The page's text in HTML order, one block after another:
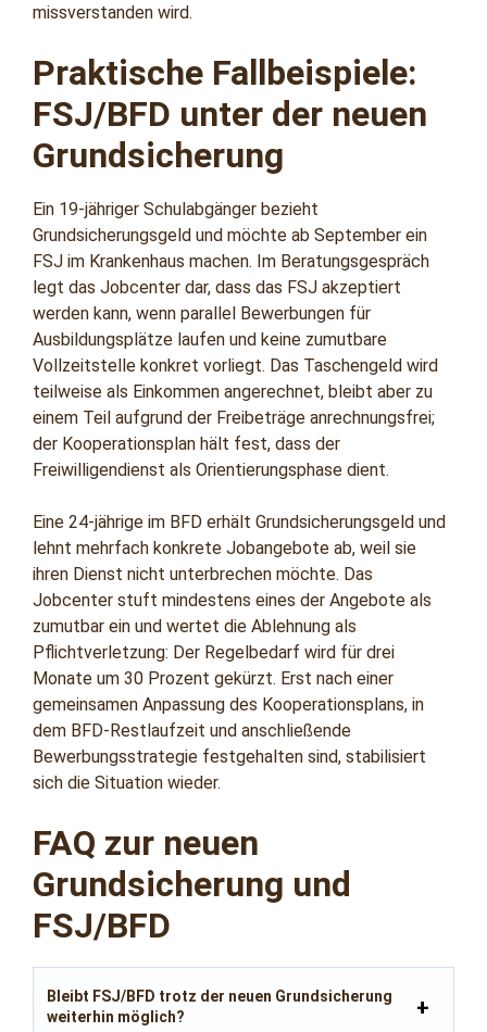
missverstanden wird.
Praktische Fallbeispiele:
FSJ/BFD unter der neuen
Grundsicherung
Ein 19‑jähriger Schulabgänger bezieht
Grundsicherungsgeld und möchte ab September ein
FSJ im Krankenhaus machen. Im Beratungsgespräch
legt das Jobcenter dar, dass das FSJ akzeptiert
werden kann, wenn parallel Bewerbungen für
Ausbildungsplätze laufen und keine zumutbare
Vollzeitstelle konkret vorliegt. Das Taschengeld wird
teilweise als Einkommen angerechnet, bleibt aber zu
einem Teil aufgrund der Freibeträge anrechnungsfrei;
der Kooperationsplan hält fest, dass der
Freiwilligendienst als Orientierungsphase dient.
Eine 24‑jährige im BFD erhält Grundsicherungsgeld und
lehnt mehrfach konkrete Jobangebote ab, weil sie
ihren Dienst nicht unterbrechen möchte. Das
Jobcenter stuft mindestens eines der Angebote als
zumutbar ein und wertet die Ablehnung als
Pflichtverletzung: Der Regelbedarf wird für drei
Monate um 30 Prozent gekürzt. Erst nach einer
gemeinsamen Anpassung des Kooperationsplans, in
dem BFD‑Restlaufzeit und anschließende
Bewerbungsstrategie festgehalten sind, stabilisiert
sich die Situation wieder.
FAQ zur neuen
Grundsicherung und
FSJ/BFD
Bleibt FSJ/BFD trotz der neuen Grundsicherung
weiterhin möglich?